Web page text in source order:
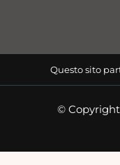
Questo sito
© Copyright